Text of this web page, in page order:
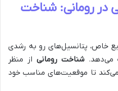
در رومانی: شناخت
خاص، پتانسیل‌های رو به رشدی
می‌دهد.شناخت رومانی از منظر
تا موقعیت‌های مناسب خود